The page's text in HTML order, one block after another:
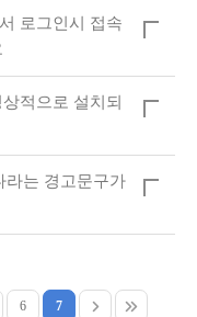
로그인시 접속
적으로 설치되
라는 경고문구가
6 7